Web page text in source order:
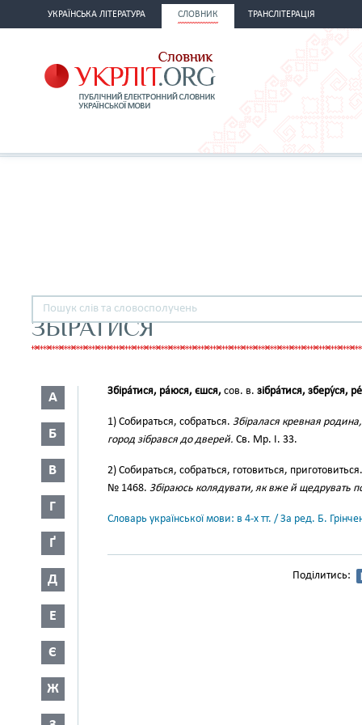
УКРАЇНСЬКА ЛІТЕРАТУРА СЛОВНИК ТРАНСЛІТЕРАЦІЯ
ЗБІРАТИСЯ
А
Б
В
Г
Ґ
Д
Е
Є
Ж
Збіра́тися, ра́юся, єшся, сов. в. зібра́тися, зберу́ся,
1) Собираться, собраться. Збіралася кревная
город зібрався до дверей. Св. Мр. І. 33.
2) Собираться, собраться, готовиться,
№ 1468. Збіраюсь колядувати, як вже й щедрувать
Словарь української мови: в 4-х тт. / За ред. Б.
Поділитись: